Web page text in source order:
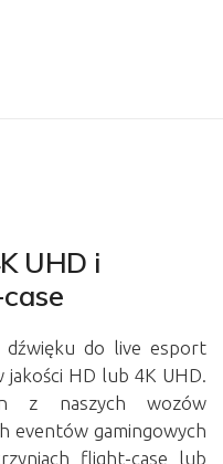
UHD i
dźwięku do live esport
HD lub 4K UHD.
z naszych wozów
eventów gamingowych
flight-case lub